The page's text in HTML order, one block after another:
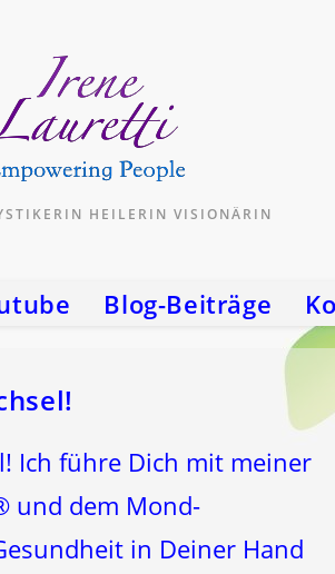
HEILERIN VISIONÄRIN
Blog-Beiträge
Ich führe Dich mit meiner
und dem Mond-
in Deiner Hand